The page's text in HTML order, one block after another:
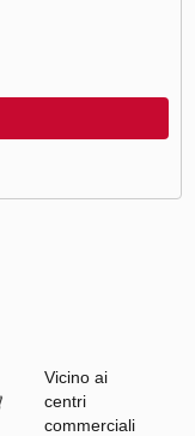
Vicino ai
centri
commerciali